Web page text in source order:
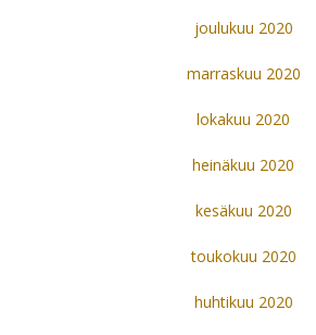
joulukuu 2020
marraskuu 2020
lokakuu 2020
heinäkuu 2020
kesäkuu 2020
toukokuu 2020
huhtikuu 2020